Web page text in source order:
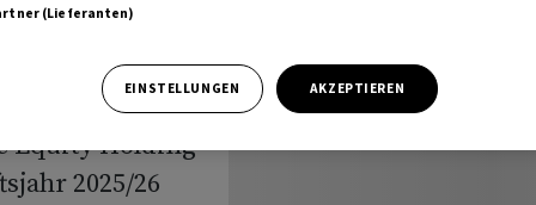
Equity Holding
2025/26
(Lieferanten)
EINSTELLUNGEN AKZEPTIEREN